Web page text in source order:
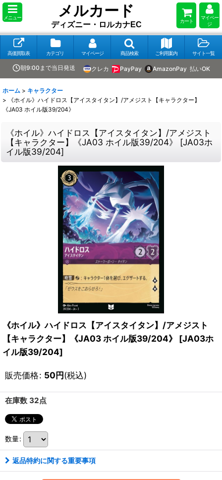
メニュー メルカード
ディズニー・ロルカナEC カート
マイペー
ジ
高価買取表 カテゴリ マイページ 商品検索 ご利用案内 サイト一覧
朝9:00まで当日発送 クレカ PayPay AmazonPay 払いOK
ホーム > キャラクター
>
《ホイル》ハイドロス【アイスタイタン】/アメジスト【キャラクター】
《JA03 ホイル版39/204》
《ホイル》ハイドロス【アイスタイタン】/アメジスト
【キャラクター】《JA03 ホイル版39/204》
[JA03ホ
イル版39/204]
《ホイル》ハイドロス【アイスタイタン】/アメジスト
【キャラクター】《JA03 ホイル版39/204》
[JA03ホ
イル版39/204]
販売価格: 50円(税込)
在庫数 32点
数量:
返品特約に関する重要事項